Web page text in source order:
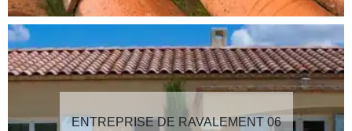
ENTREPRISE DE RAVALEMENT 06